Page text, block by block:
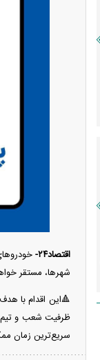
اقتصاد۲۴-
شهرها، مستقر
🔺این اقدام با
ظرفیت شعب و
سریع‌ترین زمان
پهپاد رهگیر یا موشک
کدامیک